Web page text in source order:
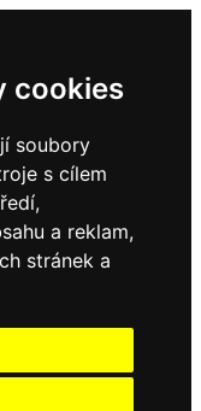
cookies
soubory
s cílem
a reklam,
stránek a